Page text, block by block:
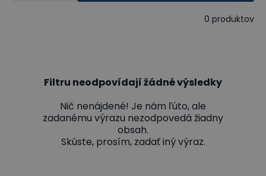
0 produktov
Filtru neodpovídají žádné výsledky
Nič nenájdené! Je nám ľúto, ale
zadanému výrazu nezodpovedá žiadny
obsah.
Skúste, prosím, zadať iný výraz.